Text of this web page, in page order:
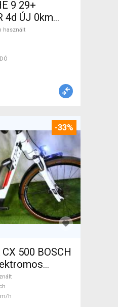
9 29+
4d ÚJ 0km
29" elöl
használt
használt
-33%
500 BOSCH
25 km/h
ELADÓ
h